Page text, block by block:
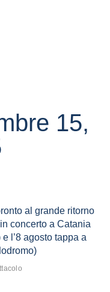
15,
al grande ritorno
concerto a Catania
l’8 agosto tappa a